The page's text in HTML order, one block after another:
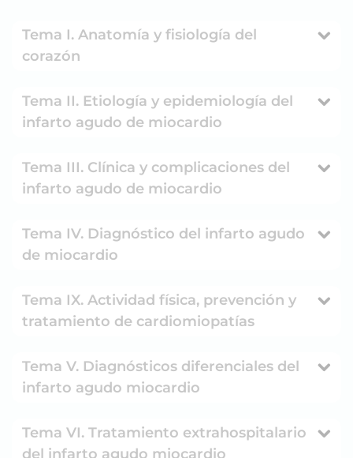
Tema I. Anatomía y fisiología del
corazón
Tema II. Etiología y epidemiología del
infarto agudo de miocardio
Tema III. Clínica y complicaciones del
infarto agudo de miocardio
Tema IV. Diagnóstico del infarto agudo
de miocardio
Tema IX. Actividad física, prevención y
tratamiento de cardiomiopatías
Tema V. Diagnósticos diferenciales del
infarto agudo miocardio
Tema VI. Tratamiento extrahospitalario
del infarto agudo miocardio